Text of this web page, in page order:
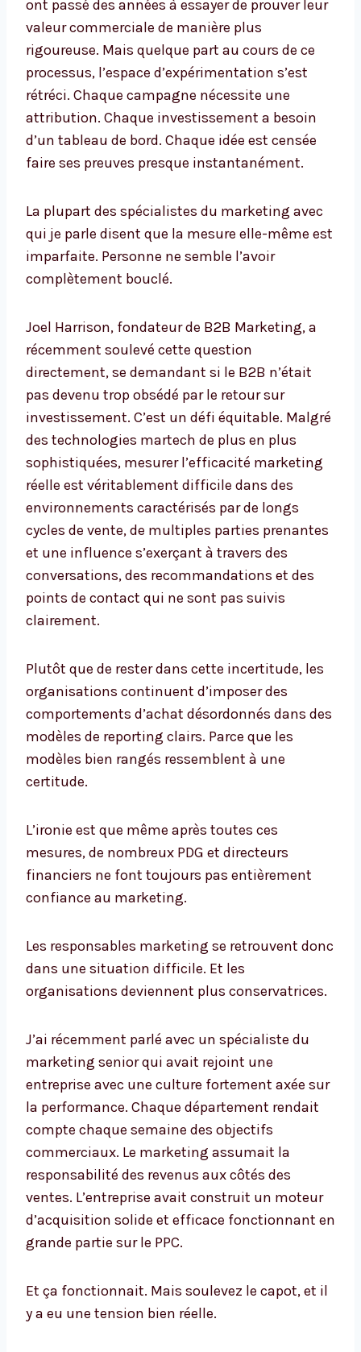
ont passé des années à essayer de prouver leur
valeur commerciale de manière plus
rigoureuse. Mais quelque part au cours de ce
processus, l’espace d’expérimentation s’est
rétréci. Chaque campagne nécessite une
attribution. Chaque investissement a besoin
d’un tableau de bord. Chaque idée est censée
faire ses preuves presque instantanément.
La plupart des spécialistes du marketing avec
qui je parle disent que la mesure elle-même est
imparfaite. Personne ne semble l’avoir
complètement bouclé.
Joel Harrison, fondateur de B2B Marketing, a
récemment soulevé cette question
directement, se demandant si le B2B n’était
pas devenu trop obsédé par le retour sur
investissement. C’est un défi équitable. Malgré
des technologies martech de plus en plus
sophistiquées, mesurer l’efficacité marketing
réelle est véritablement difficile dans des
environnements caractérisés par de longs
cycles de vente, de multiples parties prenantes
et une influence s’exerçant à travers des
conversations, des recommandations et des
points de contact qui ne sont pas suivis
clairement.
Plutôt que de rester dans cette incertitude, les
organisations continuent d’imposer des
comportements d’achat désordonnés dans des
modèles de reporting clairs. Parce que les
modèles bien rangés ressemblent à une
certitude.
L’ironie est que même après toutes ces
mesures, de nombreux PDG et directeurs
financiers ne font toujours pas entièrement
confiance au marketing.
Les responsables marketing se retrouvent donc
dans une situation difficile. Et les
organisations deviennent plus conservatrices.
J’ai récemment parlé avec un spécialiste du
marketing senior qui avait rejoint une
entreprise avec une culture fortement axée sur
la performance. Chaque département rendait
compte chaque semaine des objectifs
commerciaux. Le marketing assumait la
responsabilité des revenus aux côtés des
ventes. L’entreprise avait construit un moteur
d’acquisition solide et efficace fonctionnant en
grande partie sur le PPC.
Et ça fonctionnait. Mais soulevez le capot, et il
y a eu une tension bien réelle.